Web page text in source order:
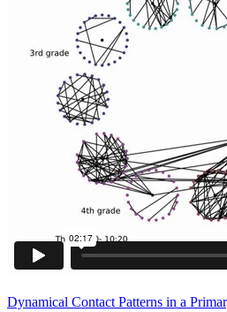
Dynamical Contact Patterns in a